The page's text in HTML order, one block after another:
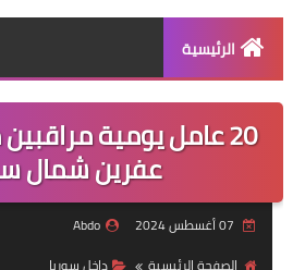
الرئيسية
القائمة
فرص
20 عامل يومية
عفرين شمال
Abdo
الصفحة الرئيسية
داخل سوريا